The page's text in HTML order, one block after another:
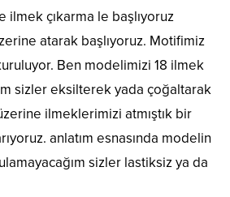
çıkarma le başlıyoruz
atarak başlıyoruz. Motifimiz
Ben modelimizi 18 ilmek
sizler eksilterek yada çoğaltarak
ilmeklerimizi atmıştık bir
anlatım esnasında modelin
sizler lastiksiz ya da